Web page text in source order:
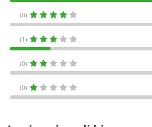
(0)
(1)
(0)
(0)